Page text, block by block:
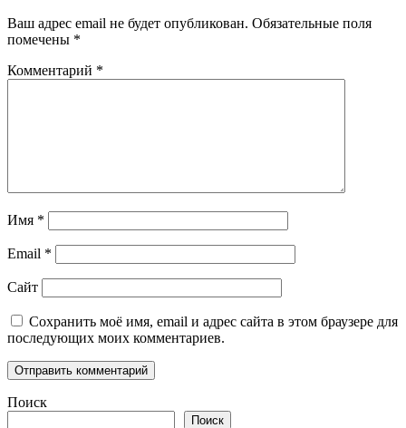
Ваш адрес email не будет опубликован. Обязательные поля
помечены *
Комментарий *
Имя *
Email *
Сайт
Сохранить моё имя, email и адрес сайта в этом браузере для
последующих моих комментариев.
Поиск
Поиск